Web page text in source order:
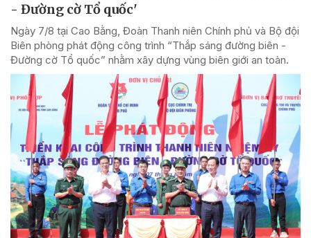
- Đường cờ Tổ quốc'
Ngày 7/8 tại Cao Bằng, Đoàn Thanh niên Chính phủ và Bộ đội
Biên phòng phát động công trình “Thắp sáng đường biên -
Đường cờ Tổ quốc” nhằm xây dựng vùng biên giới an toàn.